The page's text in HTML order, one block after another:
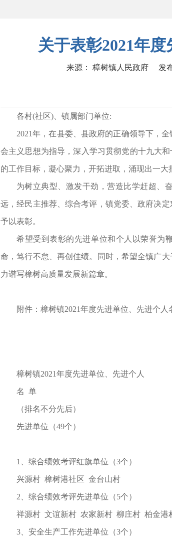
关于表彰2021年
来源： 樟树镇人民政府 发
各村(社区)、镇属部门单位:
2021年，在县委、县政府的正确领导下，
会主义思想为指导，深入学习贯彻党的十九大
的工作目标，凝心聚力，开拓进取，涌现出一大
为树立典型、激发干劲，营造比学赶超、
远，经民主推荐、综合考评，镇党委、政府决
予以表彰。
希望受到表彰的先进单位和个人以荣誉为
命，笃行不怠、再创佳绩。同时，希望全镇广
力谱写樟树高质量发展新篇章。
附件：樟树镇2021年度先进单位、先进个人
樟树镇2021年度先进单位、先进个人
名 单
（排名不分先后）
先进单位（49个）
1、综合绩效考评红旗单位（3个）
兴源村 樟树港社区 金台山村
2、综合绩效考评先进单位（5个）
祥源村 文谊新村 农家新村 柳庄村 柏金港
3、安全生产工作先进单位（3个）